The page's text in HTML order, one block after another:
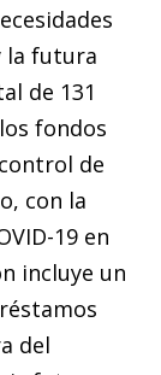
la futura
de 131
fondos
de
con la
19 en
incluye un
del